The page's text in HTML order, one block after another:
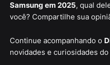
Samsung em 2025, qual
você? Compartilhe sua
Continue acompanhando o
novidades e curiosidades